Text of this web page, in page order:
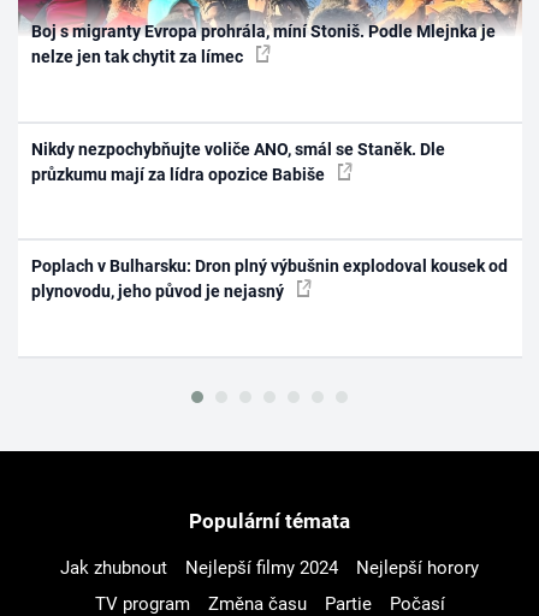
Boj s migranty Evropa prohrála, míní Stoniš. Podle Mlejnka je
nelze jen tak chytit za límec
Nikdy nezpochybňujte voliče ANO, smál se Staněk. Dle
průzkumu mají za lídra opozice Babiše
Poplach v Bulharsku: Dron plný výbušnin explodoval kousek od
plynovodu, jeho původ je nejasný
Populární témata
Jak zhubnout Nejlepší filmy 2024
Nejlepší horory
TV program
Změna času Partie
Počasí